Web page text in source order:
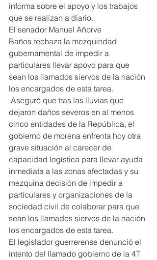
informa sobre el apoyo y los trabajos
que se realizan a diario.
El senador Manuel Añorve
Baños rechaza la mezquindad
gubernamental de impedir a
particulares llevar apoyo para que
sean los llamados siervos de la nación
los encargados de esta tarea.
Aseguró que tras las lluvias que
dejaron daños severos en al menos
cinco entidades de la República, el
gobierno de morena enfrenta hoy otra
grave situación al carecer de
capacidad logística para llevar ayuda
inmediata a las zonas afectadas y su
mezquina decisión de impedir a
particulares y organizaciones de la
sociedad civil de colaborar para que
sean los llamados siervos de la nación
los encargados de esta tarea.
El legislador guerrerense denunció el
intento del llamado gobierno de la 4T